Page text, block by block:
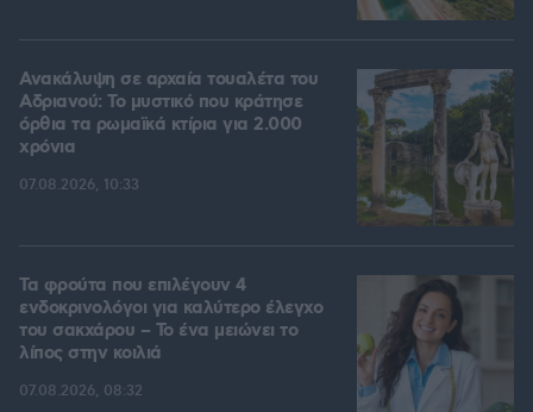
Ανακάλυψη σε αρχαία τουαλέτα του
Αδριανού: Το μυστικό που κράτησε
όρθια τα ρωμαϊκά κτίρια για 2.000
χρόνια
07.08.2026, 10:33
Τα φρούτα που επιλέγουν 4
ενδοκρινολόγοι για καλύτερο έλεγχο
του σακχάρου – Το ένα μειώνει το
λίπος στην κοιλιά
07.08.2026, 08:32